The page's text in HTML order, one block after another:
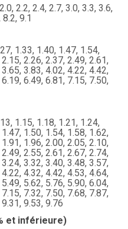
2.2, 2.4, 2.7, 3.0, 3.3, 3.6,
9.1
1.33, 1.40, 1.47, 1.54,
2.26, 2.37, 2.49, 2.61,
3.83, 4.02, 4.22, 4.42,
6.49, 6.81, 7.15, 7.50,
1.15, 1.18, 1.21, 1.24,
1.50, 1.54, 1.58, 1.62,
1.96, 2.00, 2.05, 2.10,
2.55, 2.61, 2.67, 2.74,
3.32, 3.40, 3.48, 3.57,
4.32, 4.42, 4.53, 4.64,
5.62, 5.76, 5.90, 6.04,
7.32, 7.50, 7.68, 7.87,
9.53, 9.76
et inférieure)